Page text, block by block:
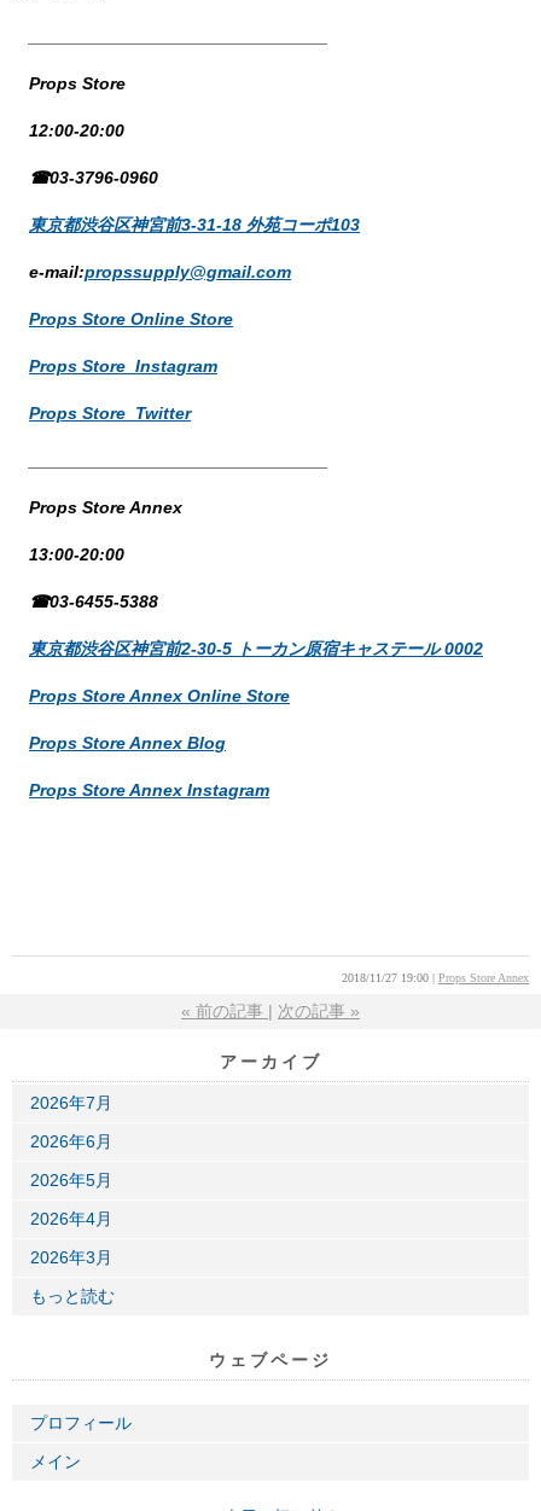
Props Store
12:00-20:00
☎03-3796-0960
東京都渋谷区神宮前3-31-18 外苑コーポ103
e-mail:propssupply@gmail.com
Props Store Online Store
Props Store Instagram
Props Store Twitter
Props Store Annex
13:00-20:00
☎03-6455-5388
東京都渋谷区神宮前2-30-5 トーカン原宿キャステール 0002
Props Store Annex Online Store
Props Store Annex Blog
Props Store Annex Instagram
2018/11/27 19:00 Props Store Annex
« 前の記事 次の記事 »
アーカイブ
2026年7月
2026年6月
2026年5月
2026年4月
2026年3月
もっと読む
ウェブページ
プロフィール
メイン